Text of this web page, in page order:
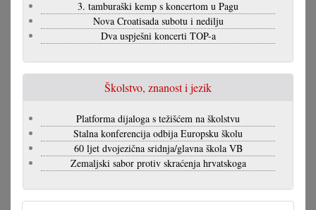
3. tamburaški kemp s koncertom u Pagu
Nova Croatisada subotu i nedilju
Dva uspješni koncerti TOP-a
Školstvo, znanost i jezik
Platforma dijaloga s težišćem na školstvu
Stalna konferencija odbija Europsku školu
60 ljet dvojezična sridnja/glavna škola VB
Zemaljski sabor protiv skraćenja hrvatskoga